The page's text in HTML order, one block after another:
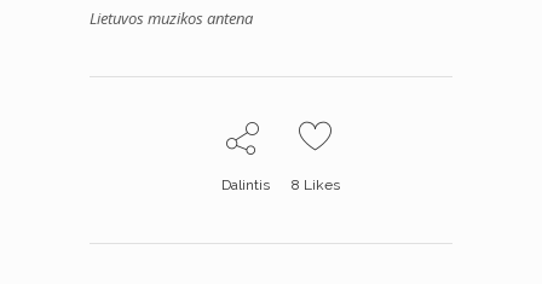
Lietuvos muzikos antena
Dalintis 8 Likes